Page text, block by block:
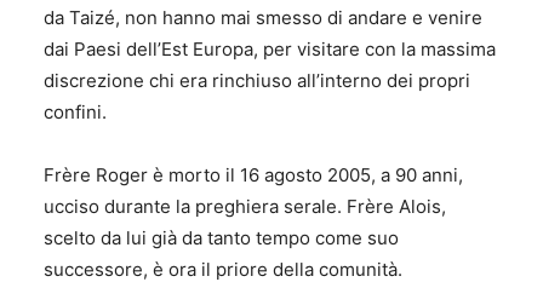
da Taizé, non hanno mai smesso di andare e venire
dai Paesi dell’Est Europa, per visitare con la massima
discrezione chi era rinchiuso all’interno dei propri
confini.
Frère Roger è morto il 16 agosto 2005, a 90 anni,
ucciso durante la preghiera serale. Frère Alois,
scelto da lui già da tanto tempo come suo
successore, è ora il priore della comunità.